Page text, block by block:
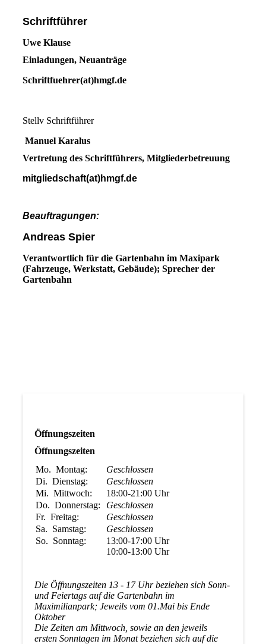
Schriftführer
Uwe Klause
Einladungen, Neuanträge
Schriftfuehrer(at)hmgf.de
Stellv Schriftführer
Manuel Karalus
Vertretung des Schriftführers, Mitgliederbetreuung
mitgliedschaft(at)hmgf.de
Beauftragungen:
Andreas Spier
Verantwortlich für die Gartenbahn im Maxipark
(Fahrzeuge, Werkstatt, Gebäude); Sprecher der
Gartenbahn
Öffnungszeiten
Öffnungszeiten
Mo. Montag:
Geschlossen
Di. Dienstag:
Geschlossen
Mi. Mittwoch: 18:00-21:00Uhr
Do. Donnerstag:
Geschlossen
Fr. Freitag:
Geschlossen
Sa. Samstag:
Geschlossen
So. Sonntag: 13:00-17:00Uhr
10:00-13:00Uhr
Die Öffnungszeiten 13 - 17 Uhr beziehen sich Sonn-
und Feiertags auf die Gartenbahn im
Maximilianpark; Jeweils vom 01.Mai bis Ende
Oktober
Die Zeiten am Mittwoch, sowie an den jeweils
ersten Sonntagen im Monat beziehen sich auf die